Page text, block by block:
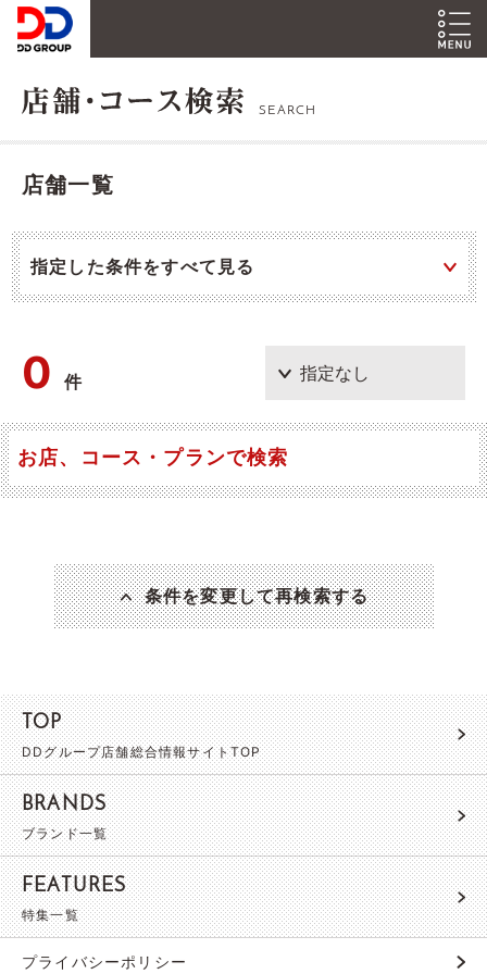
SEARCH
店舗一覧
指定した条件をすべて見る
0件
お店、コース・プランで検索
条件を変更して再検索する
TOP
DDグループ店舗総合情報サイトTOP
BRANDS
ブランド一覧
FEATURES
特集一覧
プライバシーポリシー